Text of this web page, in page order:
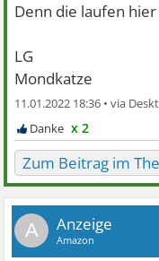
Denn die laufen
LG
Mondkatze
11.01.2022 18:36 •
x 2
Zum Beitrag im
A